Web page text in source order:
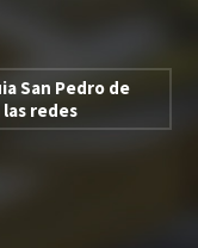
San Pedro de
redes